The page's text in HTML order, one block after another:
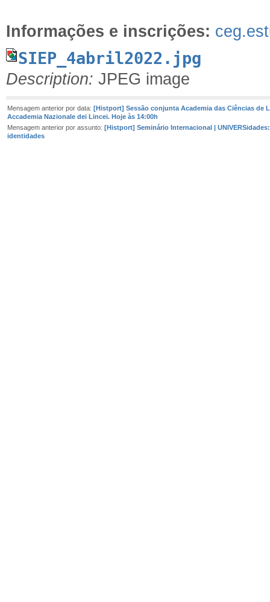
Informações e inscrições:
SIEP_4abril2022.jpg
Description: JPEG image
Mensagem anterior por data: [Histport] Sessão conjunta Academia das Ciências de
Accademia Nazionale dei Lincei. Hoje às 14:00h
Mensagem anterior por assunto: [Histport] Seminário Internacional |
identidades